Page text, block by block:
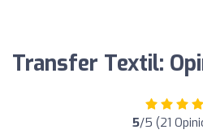
Transfer Textil:
5/5 (21